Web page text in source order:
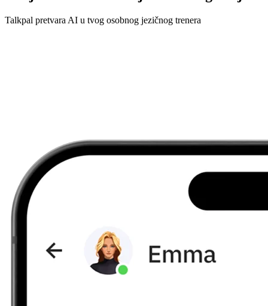
Talkpal pretvara AI u tvog osobnog jezičnog trenera